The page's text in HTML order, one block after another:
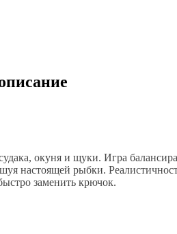
окуня и щуки. Игра
настоящей рыбки.
заменить крючок.